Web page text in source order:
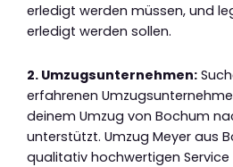
erledigt werden müssen, und
erledigt werden sollen.
2. Umzugsunternehmen:
erfahrenen
deinem Umzug von Bochum
unterstützt. Umzug Meyer aus
qualitativ hochwertigen Service